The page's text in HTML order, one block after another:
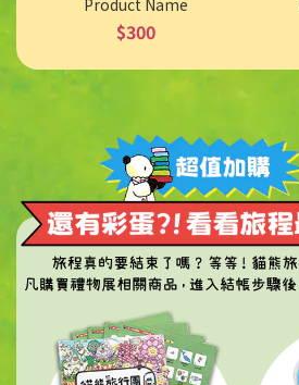
Product Name
$300